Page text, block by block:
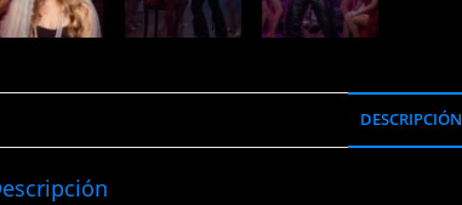
DESCRIPCIÓN